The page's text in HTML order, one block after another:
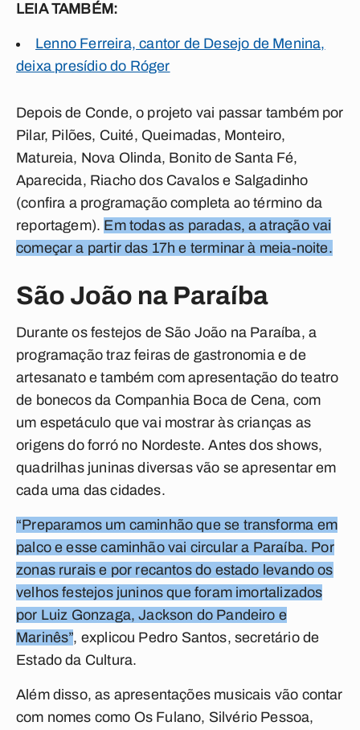
LEIA TAMBÉM:
Lenno Ferreira, cantor de Desejo de Menina,
deixa presídio do Róger
Depois de Conde, o projeto vai passar também por
Pilar, Pilões, Cuité, Queimadas, Monteiro,
Matureia, Nova Olinda, Bonito de Santa Fé,
Aparecida, Riacho dos Cavalos e Salgadinho
(confira a programação completa ao término da
reportagem). Em todas as paradas, a atração vai
começar a partir das 17h e terminar à meia-noite.
São João na Paraíba
Durante os festejos de São João na Paraíba, a
programação traz feiras de gastronomia e de
artesanato e também com apresentação do teatro
de bonecos da Companhia Boca de Cena, com
um espetáculo que vai mostrar às crianças as
origens do forró no Nordeste. Antes dos shows,
quadrilhas juninas diversas vão se apresentar em
cada uma das cidades.
“Preparamos um caminhão que se transforma em
palco e esse caminhão vai circular a Paraíba. Por
zonas rurais e por recantos do estado levando os
velhos festejos juninos que foram imortalizados
por Luiz Gonzaga, Jackson do Pandeiro e
Marinês”, explicou Pedro Santos, secretário de
Estado da Cultura.
Além disso, as apresentações musicais vão contar
com nomes como Os Fulano, Silvério Pessoa,